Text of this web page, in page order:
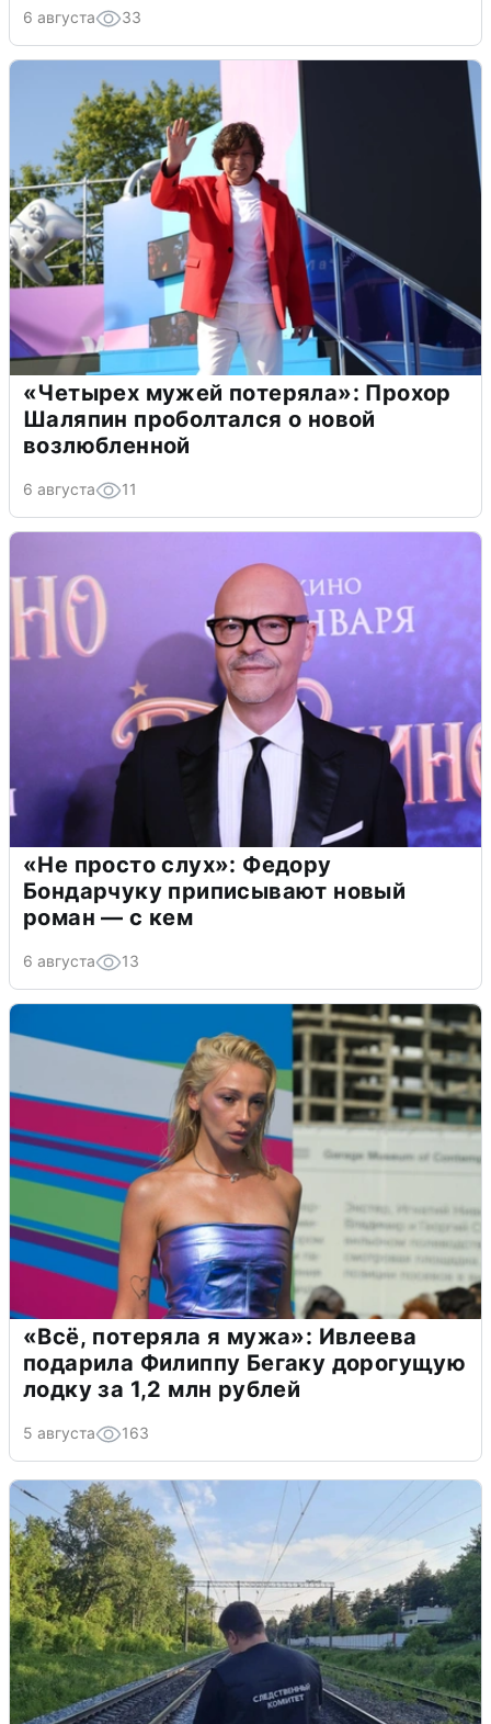
6 августа 33
«Четырех мужей потеряла»: Прохор
Шаляпин проболтался о новой
возлюбленной
6 августа 11
«Не просто слух»: Федору
Бондарчуку приписывают новый
роман — с кем
6 августа 13
«Всё, потеряла я мужа»: Ивлеева
подарила Филиппу Бегаку дорогущую
лодку за 1,2 млн рублей
5 августа 163